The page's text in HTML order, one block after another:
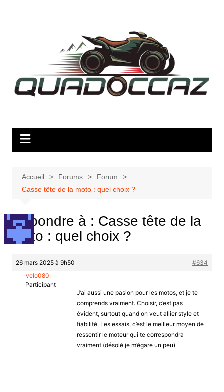
Accueil Forums
Forum
Casse tête de la moto : quel choix ?
Répondre à : Casse tête de la
moto : quel choix ?
26 mars 2025 à 9h50
#634
velo080
Participant
J’ai aussi une pasion pour les motos, et je te
comprends vraiment. Choisir, c’est pas
évident, surtout quand on veut allier style et
fiabilité. Les essais, c’est le meilleur moyen de
ressentir le moteur qui te correspondra
vraiment (désolé je m’égare un peu)